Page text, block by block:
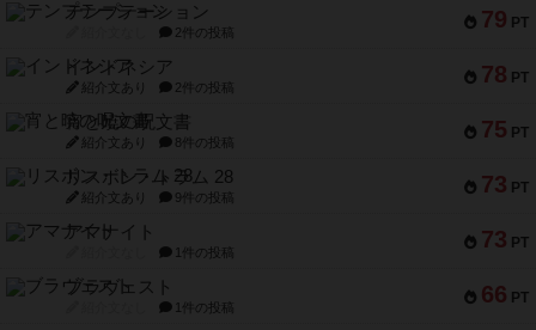
79 PT
テンプテーション
2件の投稿
78 PT
インドネシア
紹介文あり 2件の投稿
75 PT
宵と暁の呪文書
紹介文あり 8件の投稿
73 PT
リスボン・トラム 28
紹介文あり 9件の投稿
73 PT
アマナイト
1件の投稿
66 PT
ブラヴェスト
1件の投稿